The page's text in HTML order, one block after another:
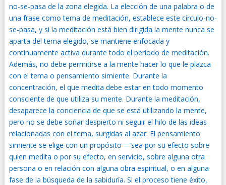
no-se-pasa de la zona elegida. La elección de una palabra o de
una frase como tema de meditación, establece este círculo-no-
se-pasa, y si la meditación está bien dirigida la mente nunca se
aparta del tema elegido, se mantiene enfocada y
continuamente activa durante todo el período de meditación.
Además, no debe permitirse a la mente hacer lo que le plazca
con el tema o pensamiento simiente. Durante la
concentración, el que medita debe estar en todo momento
consciente de que utiliza su mente. Durante la meditación,
desaparece la conciencia de que se está utilizando la mente,
pero no se debe soñar despierto ni seguir el hilo de las ideas
relacionadas con el tema, surgidas al azar. El pensamiento
simiente se elige con un propósito —sea por su efecto sobre
quien medita o por su efecto, en servicio, sobre alguna otra
persona o en relación con alguna obra espiritual, o en alguna
fase de la búsqueda de la sabiduría. Si el proceso tiene éxito,